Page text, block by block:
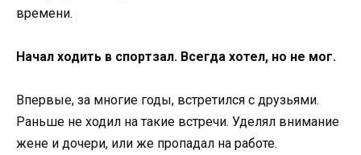
времени.
Начал ходить в спортзал. Всегда хотел, но не мог.
Впервые, за многие годы, встретился с друзьями.
Раньше не ходил на такие встречи. Уделял внимание
жене и дочери, или же пропадал на работе.